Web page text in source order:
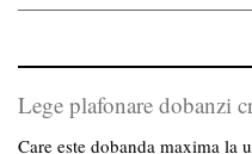
Lege plafonare dobanzi
Care este dobanda maxima la